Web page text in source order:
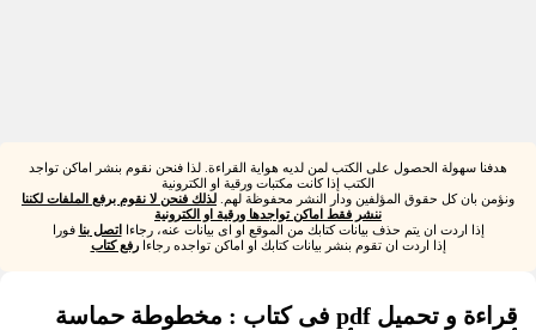
هدفنا سهولة الحصول على الكتب لمن لديه هواية القراءة. لذا فنحن نقوم بنشر اماكن تواجد
الكتب إذا كانت مكتبات ورقية او الكترونية
ونؤمن بان كل حقوق المؤلفين ودار النشر محفوظة لهم. لذلك فنحن لا نقوم برفع الملفات لكننا
ننشر فقط اماكن تواجدها ورقية او الكترونية
إذا اردت ان يتم حذف بيانات كتابك من الموقع او اى بيانات عنه، رجاءااتصل بنا فورا
إذا اردت ان تقوم بنشر بيانات كتابك او اماكن تواجده رجاءارفع كتاب
قراءة و تحميل pdf فى كتاب : مخطوطة حماسة